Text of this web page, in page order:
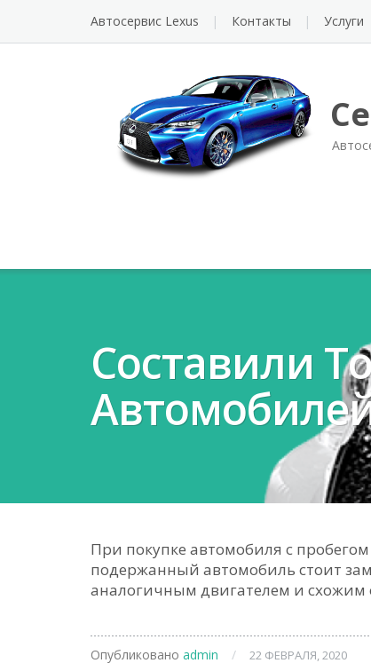
Автосервис Lexus Контакты Услуги
Составили
При покупке автомобиля с
подержанный автомобиль стоит
аналогичным двигателем и
Опубликовано admin / 22 ФЕВРАЛЯ, 2020